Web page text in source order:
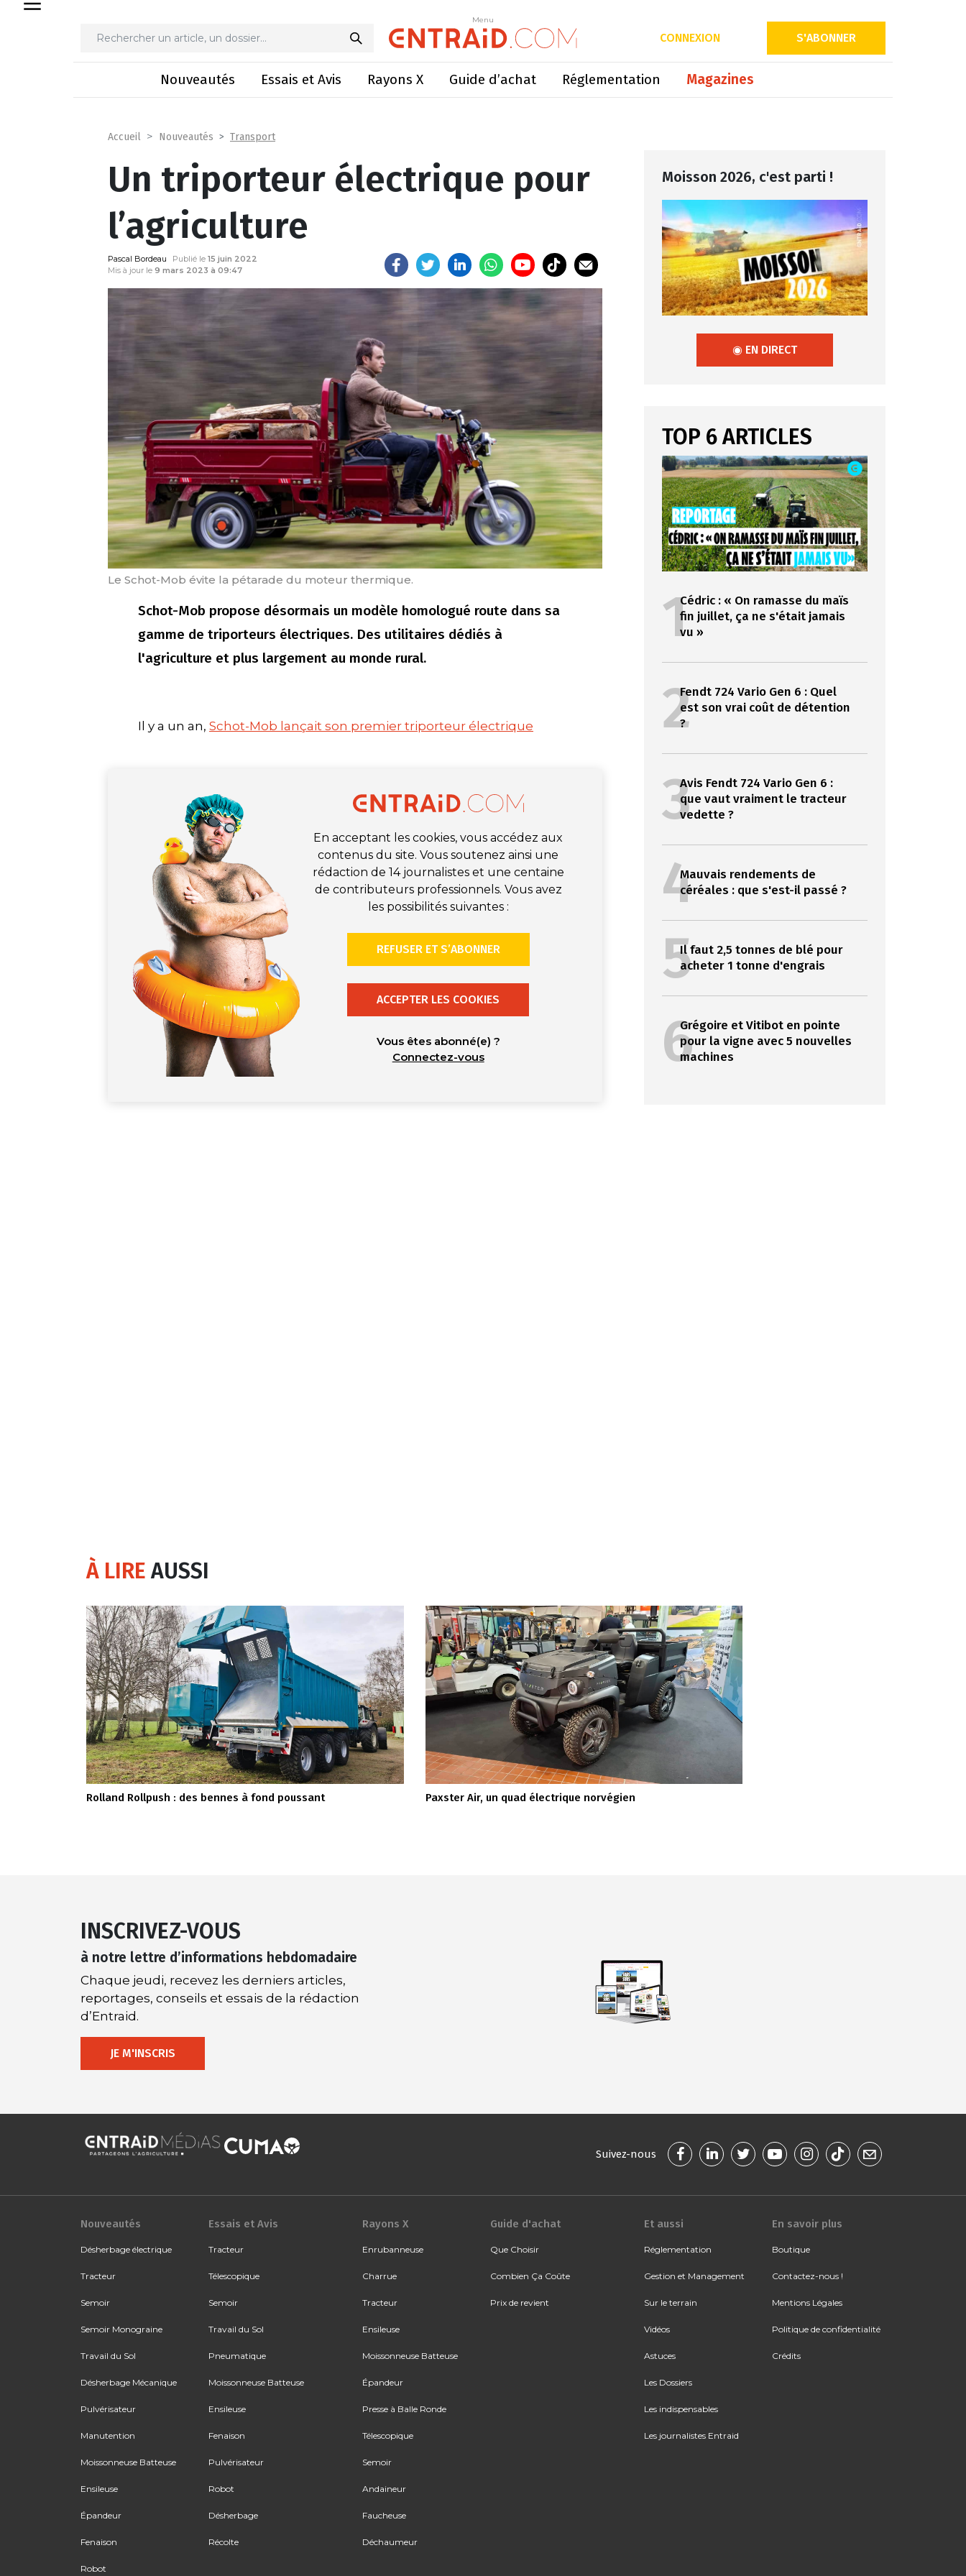
Menu
CONNEXION S'ABONNER
Nouveautés Essais et Avis Rayons X Guide d’achat Réglementation Magazines
Menu
Un triporteur électrique pour l’agriculture
Accueil Nouveautés Transport
Un triporteur électrique pour
l’agriculture
Pascal Bordeau Publié le 15 juin 2022
Mis à jour le 9 mars 2023 à 09:47
Le Schot-Mob évite la pétarade du moteur thermique.
Schot-Mob propose désormais un modèle homologué route dans sa
gamme de triporteurs électriques. Des utilitaires dédiés à
l'agriculture et plus largement au monde rural.
Il y a un an, Schot-Mob lançait son premier triporteur électrique
En acceptant les cookies, vous accédez aux
contenus du site. Vous soutenez ainsi une
rédaction de 14 journalistes et une centaine
de contributeurs professionnels. Vous avez
les possibilités suivantes :
REFUSER ET S’ABONNER
ACCEPTER LES COOKIES
Vous êtes abonné(e) ?
Connectez-vous
Moisson 2026, c'est parti !
◉ EN DIRECT
TOP 6 ARTICLES
1Cédric : « On ramasse du maïs
fin juillet, ça ne s'était jamais
vu »
2Fendt 724 Vario Gen 6 : Quel
est son vrai coût de détention
?
3Avis Fendt 724 Vario Gen 6 :
que vaut vraiment le tracteur
vedette ?
4Mauvais rendements de
céréales : que s'est-il passé ?
5Il faut 2,5 tonnes de blé pour
acheter 1 tonne d'engrais
6Grégoire et Vitibot en pointe
pour la vigne avec 5 nouvelles
machines
À LIREAUSSI
Rolland Rollpush : des bennes à fond poussant Paxster Air, un quad électrique norvégien
INSCRIVEZ-VOUS
à notre lettre d’informations hebdomadaire
Chaque jeudi, recevez les derniers articles,
reportages, conseils et essais de la rédaction
d’Entraid.
JE M'INSCRIS
Suivez-nous
Nouveautés
Désherbage électrique
Tracteur
Semoir
Semoir Monograine
Travail du Sol
Désherbage Mécanique
Pulvérisateur
Manutention
Moissonneuse Batteuse
Ensileuse
Épandeur
Fenaison
Robot
Essais et Avis
Tracteur
Télescopique
Semoir
Travail du Sol
Pneumatique
Moissonneuse Batteuse
Ensileuse
Fenaison
Pulvérisateur
Robot
Désherbage
Récolte
Rayons X
Enrubanneuse
Charrue
Tracteur
Ensileuse
Moissonneuse Batteuse
Épandeur
Presse à Balle Ronde
Télescopique
Semoir
Andaineur
Faucheuse
Déchaumeur
Guide d'achat
Que Choisir
Combien Ça Coûte
Prix de revient
Et aussi
Réglementation
Gestion et Management
Sur le terrain
Vidéos
Astuces
Les Dossiers
Les indispensables
Les journalistes Entraid
En savoir plus
Boutique
Contactez-nous !
Mentions Légales
Politique de confidentialité
Crédits